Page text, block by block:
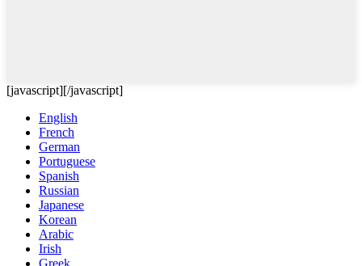
[javascript][/javascript]
English
French
German
Portuguese
Spanish
Russian
Japanese
Korean
Arabic
Irish
Greek